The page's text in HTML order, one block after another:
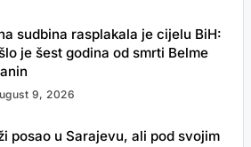
sudbina rasplakala je cijelu BiH:
je šest godina od smrti Belme
9, 2026
posao u Sarajevu, ali pod svojim